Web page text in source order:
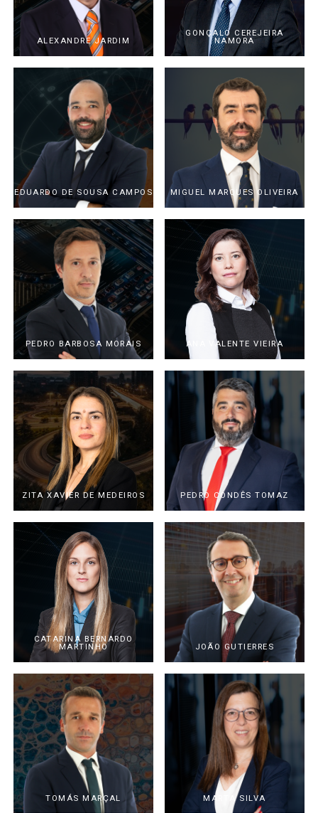
ALEXANDRE JARDIM
GONÇALO CEREJEIRA
NAMORA
EDUARDO DE SOUSA CAMPOS MIGUEL MARQUES OLIVEIRA
PEDRO BARBOSA MORAIS ANA VALENTE VIEIRA
ZITA XAVIER DE MEDEIROS PEDRO CONDÊS TOMAZ
CATARINA BERNARDO
MARTINHO JOÃO GUTIERRES
TOMÁS MARÇAL MARTA SILVA